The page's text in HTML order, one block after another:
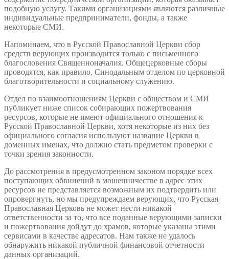
подобную услугу. Такими организациями являются различные
индивидуальные предприниматели, фонды, а также
некоторые СМИ.
Напоминаем, что в Русской Православной Церкви сбор
средств верующих производится только с письменного
благословения Священноначалия. Общецерковные сборы
проводятся, как правило, Синодальным отделом по церковной
благотворительности и социальному служению.
Отдел по взаимоотношениям Церкви с обществом и СМИ
публикует ниже список собирающих пожертвования
ресурсов, которые не имеют официального отношения к
Русской Православной Церкви, хотя некоторые из них без
официального согласия используют название Церкви в
доменных именах, что должно стать предметом проверки с
точки зрения законности.
До рассмотрения в предусмотренном законом порядке всех
поступающих обвинений в мошенничестве в адрес этих
ресурсов не представляется возможным их подтвердить или
опровергнуть, но мы предупреждаем верующих, что Русская
Православная Церковь не может нести никакой
ответственности за то, что все поданные верующими записки
и пожертвования дойдут до храмов, которые указаны этими
сервисами в качестве адресатов. Нам также не удалось
обнаружить никакой публичной финансовой отчетности
данных организаций.